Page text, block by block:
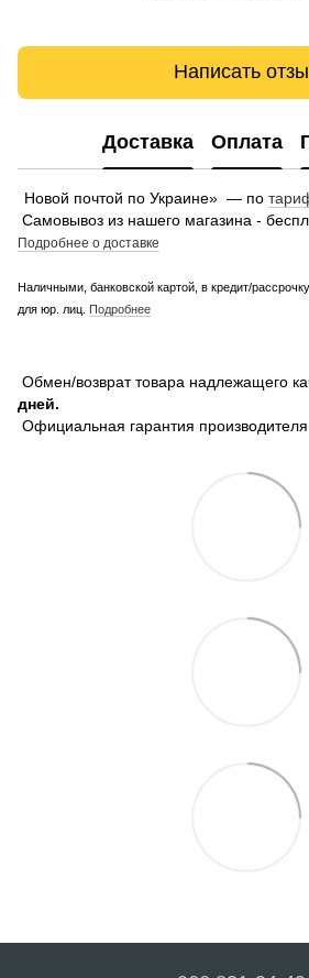
Написать
Доставка Оплата
Новой почтой по Украине» — по
Самовывоз из нашего магазина -
Подробнее о доставке
Наличными, банковской картой, в кредит/
для юр. лиц. Подробнее
Обмен/возврат товара надлежащего
дней.
Официальная гарантия производителя .